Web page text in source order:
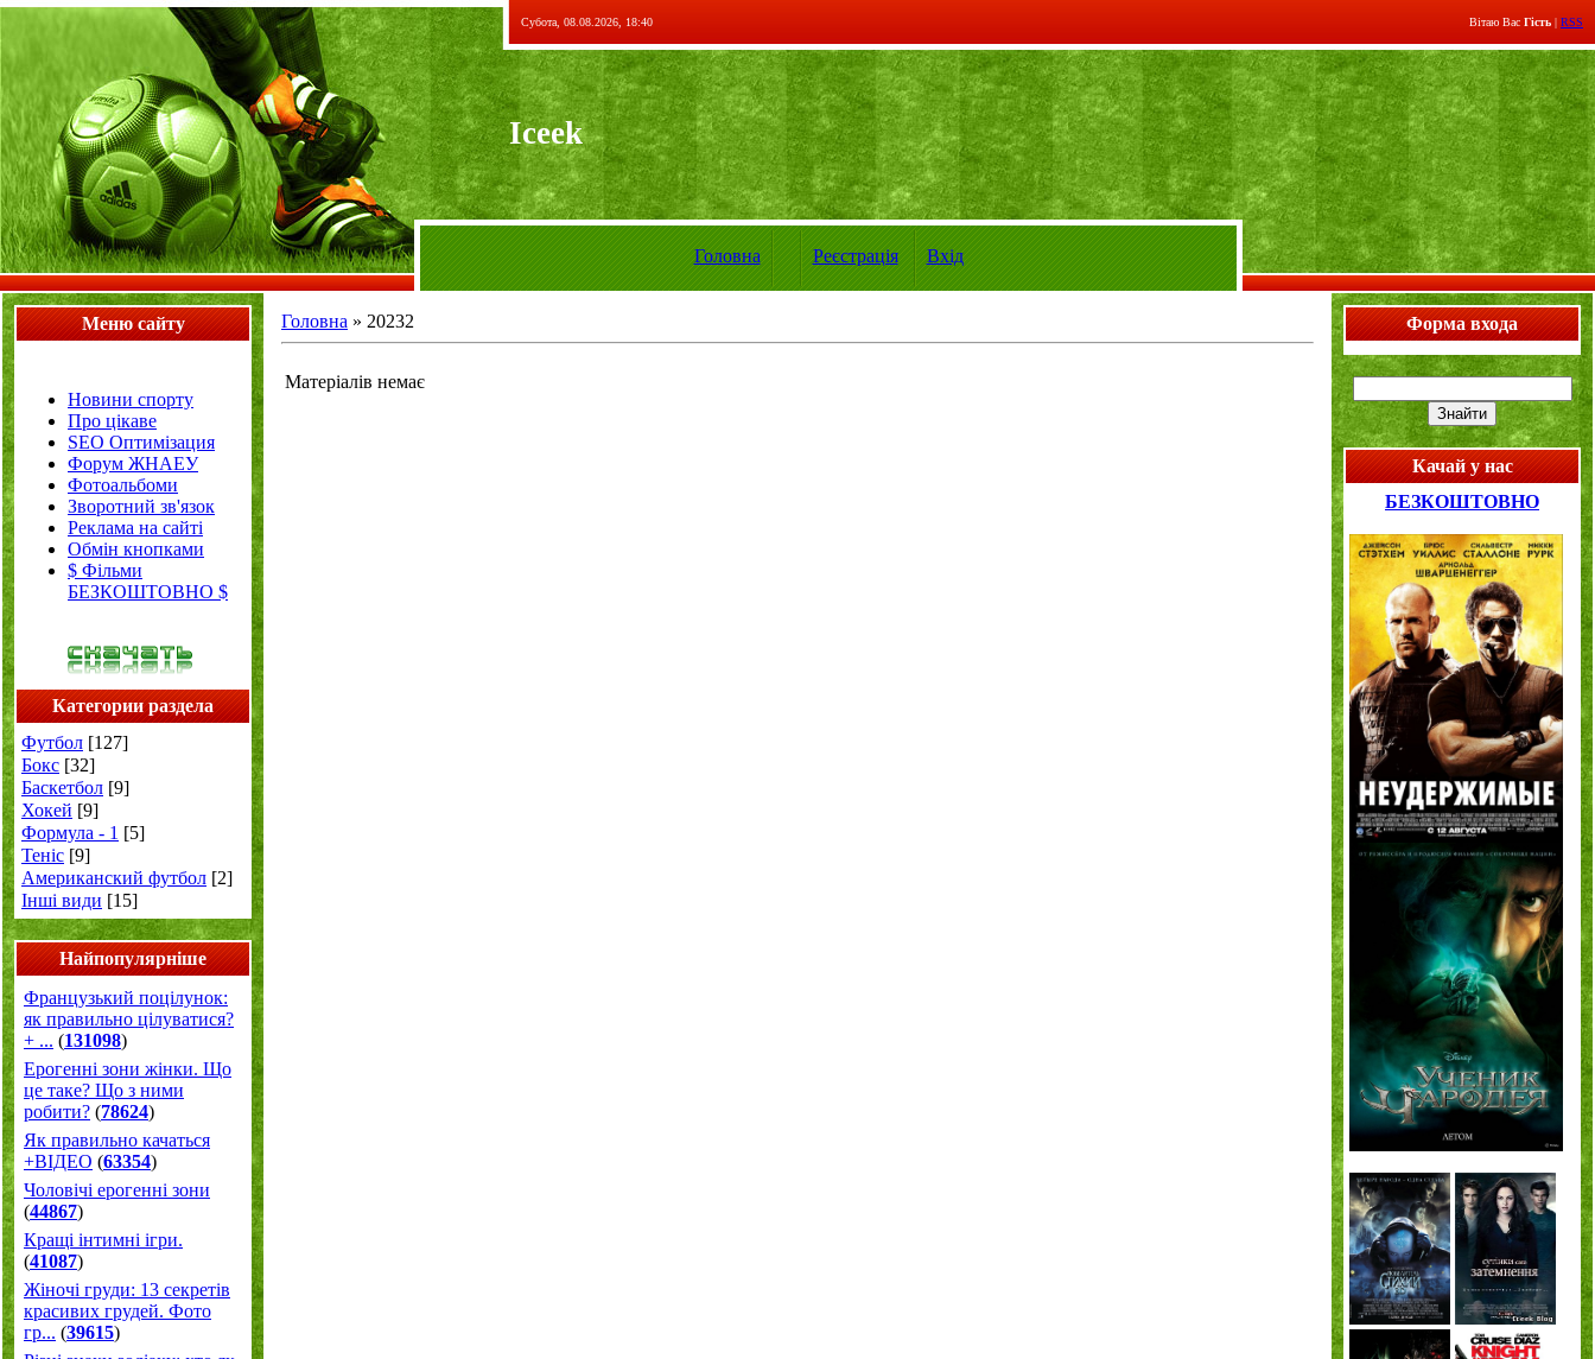
Субота, 08.08.2026, 18:40 Вітаю Вас Гість | RSS
Iceek
Головна Реєстрація Вхід
Меню сайту
Новини спорту
Про цікаве
SEO Оптимізация
Форум ЖНАЕУ
Фотоальбоми
Зворотний зв'язок
Реклама на сайті
Обмін кнопками
$ Фільми
БЕЗКОШТОВНО $
Категории раздела
Футбол [127]
Бокс [32]
Баскетбол [9]
Хокей [9]
Формула - 1 [5]
Теніс [9]
Американский футбол [2]
Інші види [15]
Найпопулярніше
Французький поцілунок:
як правильно цілуватися?
+ ... (131098)
Ерогенні зони жінки. Що
це таке? Що з ними
робити? (78624)
Як правильно качаться
+ВІДЕО (63354)
Чоловічі ерогенні зони
(44867)
Кращі інтимні ігри.
(41087)
Жіночі груди: 13 секретів
красивих грудей. Фото
гр... (39615)
Головна » 20232
Матеріалів немає
Форма входа
Качай у нас
БЕЗКОШТОВНО